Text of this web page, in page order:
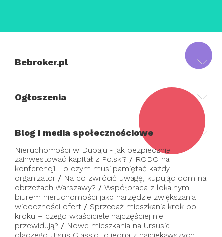
Bebroker.pl
Ogłoszenia
Blog i media społecznościowe
Nieruchomości w Dubaju - jak bezpiecznie
zainwestować kapitał z Polski? / RODO na
konferencji - o czym musi pamiętać każdy
organizator / Na co zwrócić uwagę, kupując dom na
obrzeżach Warszawy? / Współpraca z lokalnym
biurem nieruchomości jako narzędzie zwiększania
widoczności ofert / Sprzedaż mieszkania krok po
kroku – czego właściciele najczęściej nie
przewidują? / Nowe mieszkania na Ursusie –
dlaczego Ursus Classic to jedna z najciekawszych